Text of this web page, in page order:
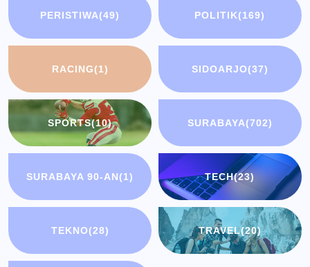
PERISTIWA(49) POLITIK(169)
RACING(1) SIDOARJO(37)
SPORTS(10) SURABAYA(702)
SURABAYA 90-AN(1) TECH(23)
TEKNO(28) TRAVEL(20)